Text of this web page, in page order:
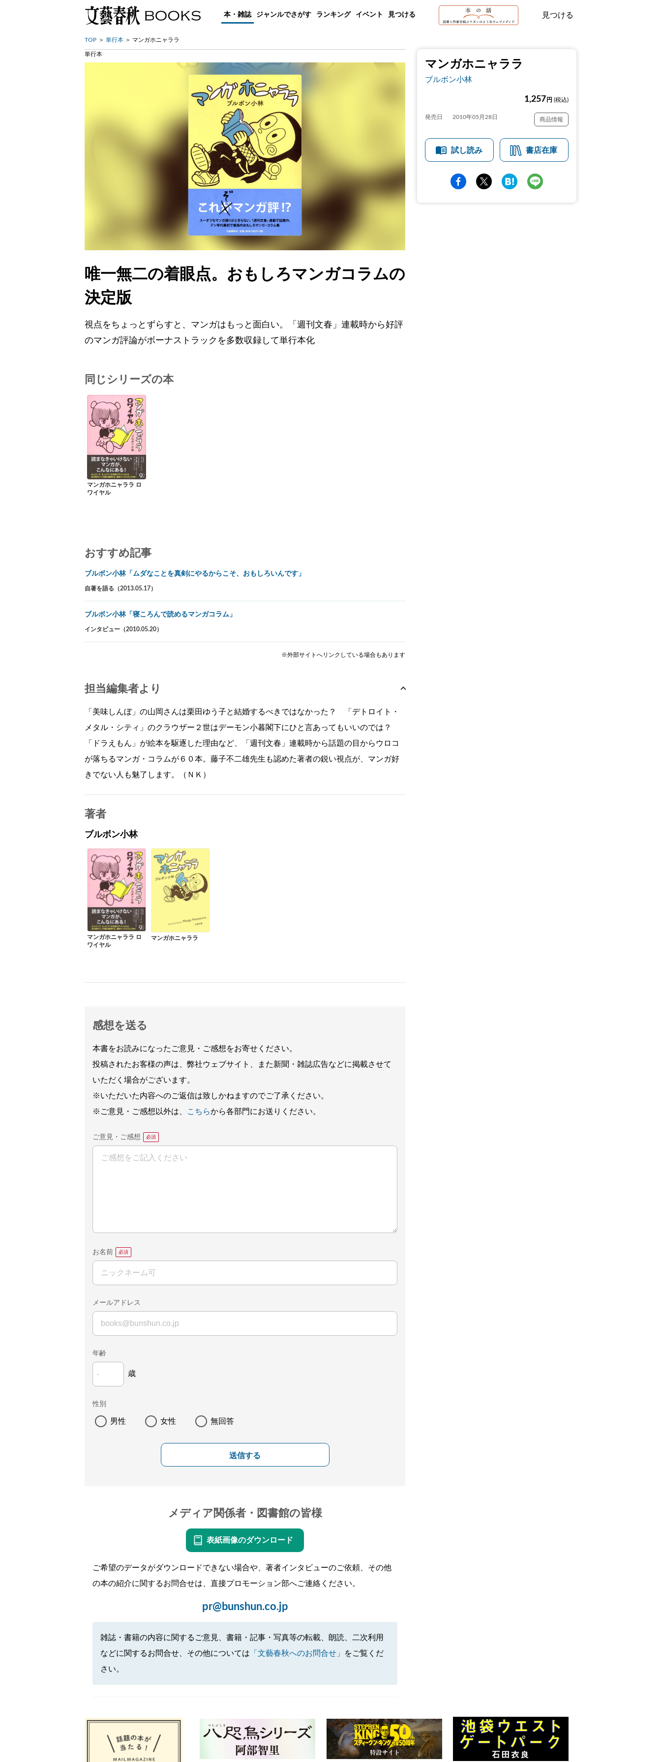
本・雑誌 ジャンルでさがす ランキング イベント 見つける 見つける
TOP 単行本 マンガホニャララ
マンガホニャララ
ブルボン小林
1,257 円 (税込)
発売日 2010年05月28日 商品情報
試し読み 書店在庫
単行本
唯一無二の着眼点。おもしろマンガコラムの
決定版
視点をちょっとずらすと、マンガはもっと面白い。「週刊文春」連載時から好評
のマンガ評論がボーナストラックを多数収録して単行本化
同じシリーズの本
マンガホニャララ ロ
ワイヤル
おすすめ記事
ブルボン小林「ムダなことを真剣にやるからこそ、おもしろいんです」
自著を語る（2013.05.17）
ブルボン小林「寝ころんで読めるマンガコラム」
インタビュー（2010.05.20）
※外部サイトへリンクしている場合もあります
担当編集者より
「美味しんぼ」の山岡さんは栗田ゆう子と結婚するべきではなかった？ 「デトロイト・
メタル・シティ」のクラウザー２世はデーモン小暮閣下にひと言あってもいいのでは？
「ドラえもん」が絵本を駆逐した理由など、「週刊文春」連載時から話題の目からウロコ
が落ちるマンガ・コラムが６０本。藤子不二雄先生も認めた著者の鋭い視点が、マンガ好
きでない人も魅了します。（ＮＫ）
著者
ブルボン小林
マンガホニャララ ロ
ワイヤル
マンガホニャララ
感想を送る
本書をお読みになったご意見・ご感想をお寄せください。
投稿されたお客様の声は、弊社ウェブサイト、また新聞・雑誌広告などに掲載させて
いただく場合がございます。
※いただいた内容へのご返信は致しかねますのでご了承ください。
※ご意見・ご感想以外は、
こちらから各部門にお送りください。
ご意見・ご感想
お名前
メールアドレス
年齢
歳
性別
男性 女性 無回答
送信する
メディア関係者・図書館の皆様
表紙画像のダウンロード
ご希望のデータがダウンロードできない場合や、著者インタビューのご依頼、その他
の本の紹介に関するお問合せは、直接プロモーション部へご連絡ください。
pr@bunshun.co.jp
雑誌・書籍の内容に関するご意見、書籍・記事・写真等の転載、朗読、二次利用
などに関するお問合せ、その他については 「文藝春秋へのお問合せ」
をご覧くだ
さい。